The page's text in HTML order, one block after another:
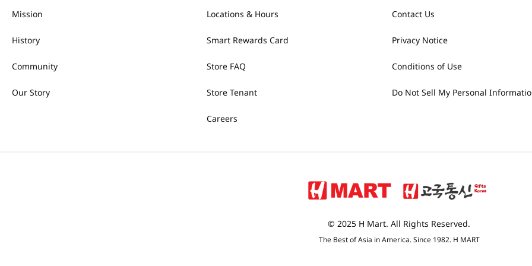
Mission
History
Community
Our Story
Locations & Hours
Smart Rewards Card
Store FAQ
Store Tenant
Careers
Contact Us
Privacy Notice
Conditions of Use
Do Not Sell My Personal
© 2025 H Mart. All Rights Reserved.
The Best of Asia in America. Since 1982. H MART